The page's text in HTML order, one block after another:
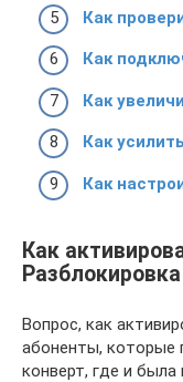
Как
Как
Как
Как
Как
Как
Разблокировка
Вопрос, как
абоненты, которые
конверт, где и была